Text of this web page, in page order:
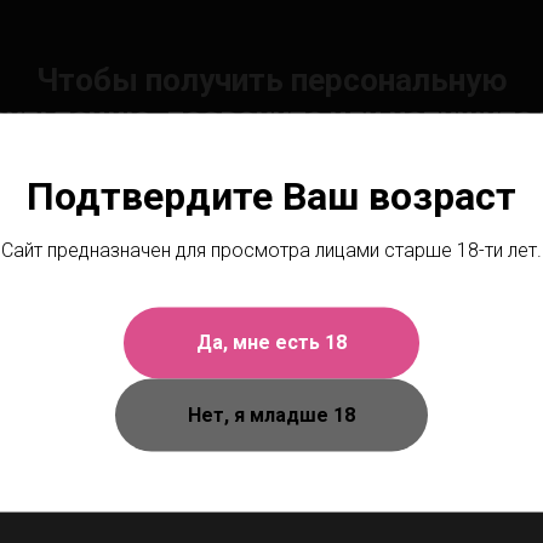
Подтвердите Ваш возраст
Сайт предназначен для просмотра лицами старше 18-ти лет.
Да, мне есть 18
Нет, я младше 18
позвоните или
Телефон: +7 (930) 070-99-88
Нижний Новгород, ул. Большая Покровская, 9
Пн.-вс. - 10:00-22:00